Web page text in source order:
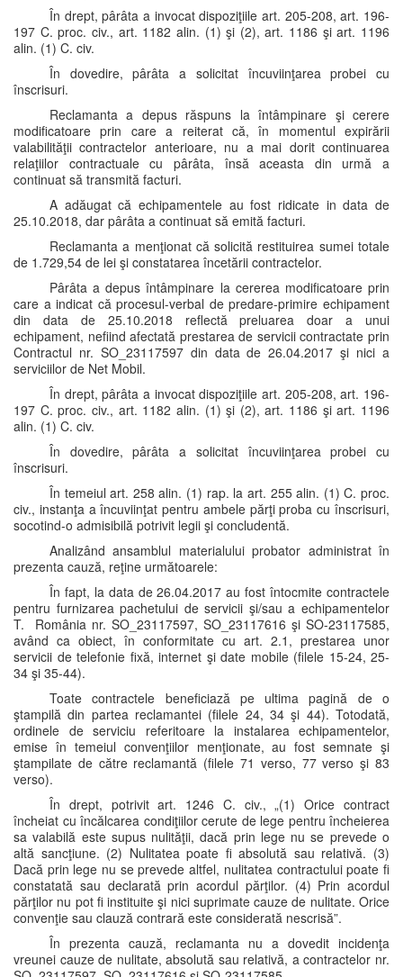
În drept, pârâta a invocat dispoziţiile art. 205-208, art. 196-
197 C. proc. civ., art. 1182 alin. (1) şi (2), art. 1186 şi art. 1196
alin. (1) C. civ.
În dovedire, pârâta a solicitat încuviinţarea probei cu
înscrisuri.
Reclamanta a depus răspuns la întâmpinare şi cerere
modificatoare prin care a reiterat că, în momentul expirării
valabilităţii contractelor anterioare, nu a mai dorit continuarea
relaţiilor contractuale cu pârâta, însă aceasta din urmă a
continuat să transmită facturi.
A adăugat că echipamentele au fost ridicate in data de
25.10.2018, dar pârâta a continuat să emită facturi.
Reclamanta a menţionat că solicită restituirea sumei totale
de 1.729,54 de lei şi constatarea încetării contractelor.
Pârâta a depus întâmpinare la cererea modificatoare prin
care a indicat că procesul-verbal de predare-primire echipament
din data de 25.10.2018 reflectă preluarea doar a unui
echipament, nefiind afectată prestarea de servicii contractate prin
Contractul nr. SO_23117597 din data de 26.04.2017 şi nici a
serviciilor de Net Mobil.
În drept, pârâta a invocat dispoziţiile art. 205-208, art. 196-
197 C. proc. civ., art. 1182 alin. (1) şi (2), art. 1186 şi art. 1196
alin. (1) C. civ.
În dovedire, pârâta a solicitat încuviinţarea probei cu
înscrisuri.
În temeiul art. 258 alin. (1) rap. la art. 255 alin. (1) C. proc.
civ., instanţa a încuviinţat pentru ambele părţi proba cu înscrisuri,
socotind-o admisibilă potrivit legii şi concludentă.
Analizând ansamblul materialului probator administrat în
prezenta cauză, reţine următoarele:
În fapt, la data de 26.04.2017 au fost întocmite contractele
pentru furnizarea pachetului de servicii şi/sau a echipamentelor
T. România nr. SO_23117597, SO_23117616 şi SO-23117585,
având ca obiect, în conformitate cu art. 2.1, prestarea unor
servicii de telefonie fixă, internet şi date mobile (filele 15-24, 25-
34 şi 35-44).
Toate contractele beneficiază pe ultima pagină de o
ştampilă din partea reclamantei (filele 24, 34 şi 44). Totodată,
ordinele de serviciu referitoare la instalarea echipamentelor,
emise în temeiul convenţiilor menţionate, au fost semnate şi
ştampilate de către reclamantă (filele 71 verso, 77 verso şi 83
verso).
În drept, potrivit art. 1246 C. civ., „(1) Orice contract
încheiat cu încălcarea condiţiilor cerute de lege pentru încheierea
sa valabilă este supus nulităţii, dacă prin lege nu se prevede o
altă sancţiune. (2) Nulitatea poate fi absolută sau relativă. (3)
Dacă prin lege nu se prevede altfel, nulitatea contractului poate fi
constatată sau declarată prin acordul părţilor. (4) Prin acordul
părţilor nu pot fi instituite şi nici suprimate cauze de nulitate. Orice
convenţie sau clauză contrară este considerată nescrisă”.
În prezenta cauză, reclamanta nu a dovedit incidenţa
vreunei cauze de nulitate, absolută sau relativă, a contractelor nr.